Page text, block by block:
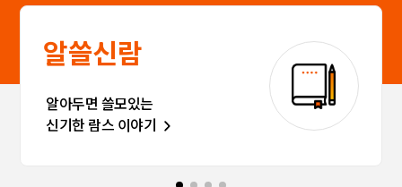
알쓸신람
알아두면 쓸모있는
신기한 람스 이야기